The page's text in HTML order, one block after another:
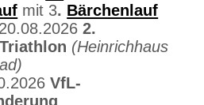
mit 3. Bärchenlauf
2.
(Heinrichhaus
VfL-